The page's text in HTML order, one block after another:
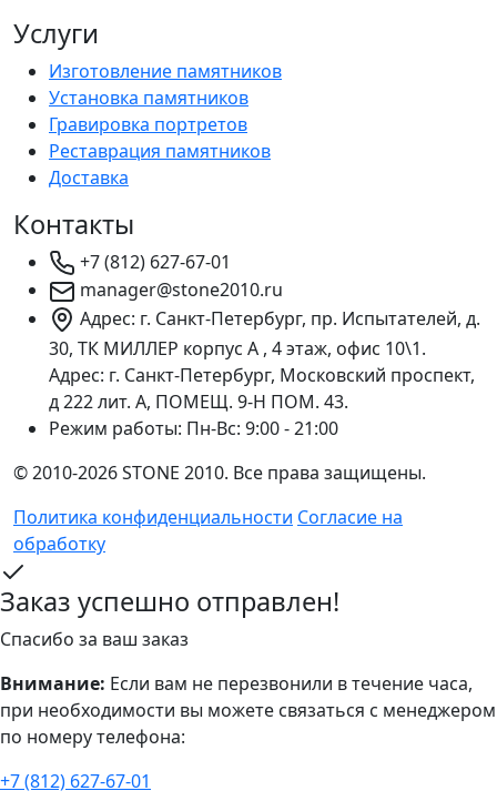
Услуги
Изготовление памятников
Установка памятников
Гравировка портретов
Реставрация памятников
Доставка
Контакты
+7 (812) 627-67-01
manager@stone2010.ru
Адрес: г. Санкт-Петербург, пр. Испытателей, д.
30, ТК МИЛЛЕР корпус А , 4 этаж, офис 10\1.
Адрес: г. Санкт-Петербург, Московский проспект,
д 222 лит. А, ПОМЕЩ. 9-Н ПОМ. 43.
Режим работы: Пн-Вс: 9:00 - 21:00
© 2010-2026 STONE 2010. Все права защищены.
Политика конфиденциальности Согласие на
обработку
Заказ успешно отправлен!
Спасибо за ваш заказ
Внимание: Если вам не перезвонили в течение часа,
при необходимости вы можете связаться с менеджером
по номеру телефона:
+7 (812) 627-67-01